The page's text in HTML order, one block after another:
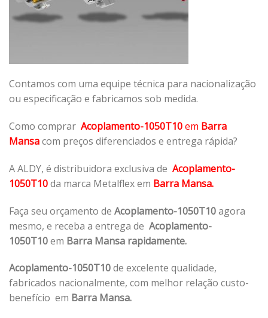
Contamos com uma equipe técnica para nacionalização
ou especificação e fabricamos sob medida.
Como comprar Acoplamento-1050T10em Barra
Mansacom preços diferenciados e entrega rápida?
A ALDY, é distribuidora exclusiva de Acoplamento-
1050T10da marca Metalflex em Barra Mansa.
Faça seu orçamento de Acoplamento-1050T10agora
mesmo, e receba a entrega de Acoplamento-
1050T10em Barra Mansa rapidamente.
Acoplamento-1050T10de excelente qualidade,
fabricados nacionalmente, com melhor relação custo-
benefício em Barra Mansa.